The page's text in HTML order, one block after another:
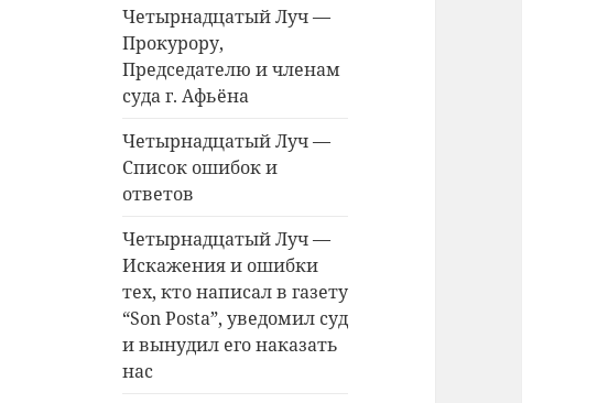
меню
Четырнадцатый Луч —
Прокурору,
Председателю и членам
суда г. Афьёна
Четырнадцатый Луч —
Список ошибок и
ответов
Четырнадцатый Луч —
Искажения и ошибки
тех, кто написал в газету
“Son Posta”, уведомил суд
и вынудил его наказать
нас